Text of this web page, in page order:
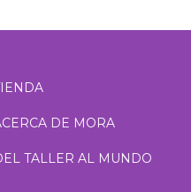
DE MORA
TALLER AL MUNDO